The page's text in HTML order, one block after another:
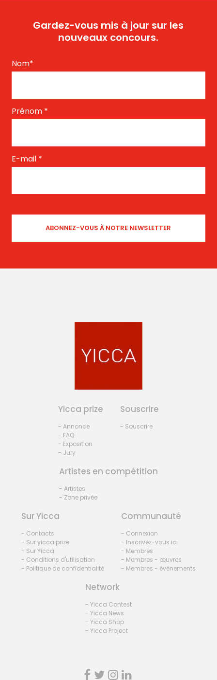
Gardez-vous mis à jour sur les
nouveaux concours.
Nom*
Prénom *
E-mail *
Yicca prize
- Annonce
- FAQ
- Exposition
- Jury
Souscrire
- Souscrire
Artistes en compétition
- Artistes
- Zone privée
Sur Yicca
- Contacts
- Sur yicca prize
- Sur Yicca
- Conditions d'utilisation
- Politique de confidentialité
Communauté
- Connexion
- Inscrivez-vous ici
- Membres
- Membres - œuvres
- Membres - événements
Network
- Yicca Contest
- Yicca News
- Yicca Shop
- Yicca Project